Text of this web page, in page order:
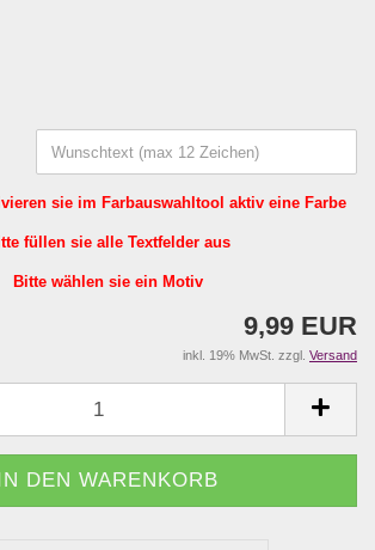
sie im Farbauswahltool aktiv eine Farbe
füllen sie alle Textfelder aus
Bitte wählen sie ein Motiv
9,99 EUR
inkl. 19% MwSt. zzgl. Versand